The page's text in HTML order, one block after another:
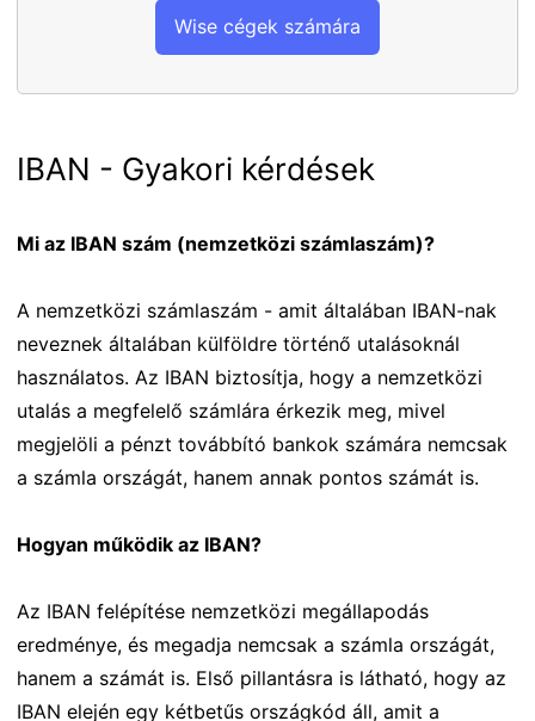
Wise cégek számára
IBAN - Gyakori kérdések
Mi az IBAN szám (nemzetközi számlaszám)?
A nemzetközi számlaszám - amit általában IBAN-nak
neveznek általában külföldre történő utalásoknál
használatos. Az IBAN biztosítja, hogy a nemzetközi
utalás a megfelelő számlára érkezik meg, mivel
megjelöli a pénzt továbbító bankok számára nemcsak
a számla országát, hanem annak pontos számát is.
Hogyan működik az IBAN?
Az IBAN felépítése nemzetközi megállapodás
eredménye, és megadja nemcsak a számla országát,
hanem a számát is. Első pillantásra is látható, hogy az
IBAN elején egy kétbetűs országkód áll, amit a